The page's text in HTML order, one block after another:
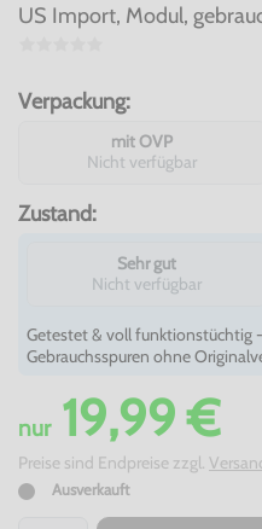
US Import, Modul,
Verpackung:
mit OVP
Nicht verfügbar
Zustand:
Sehr gut
Nicht verfügbar
Getestet & voll funktionstüchtig
Gebrauchsspuren ohne
nur19,99 €
Preise sind Endpreise zzgl.
Ausverkauft